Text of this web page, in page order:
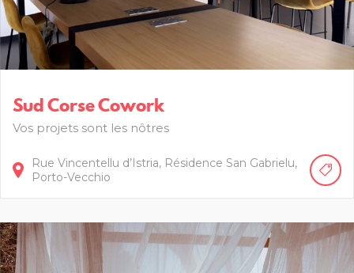
Sud Corse Cowork
Vos projets sont les nôtres
Rue Vincentellu d’Istria, Résidence San Gabrielu
Porto-Vecchio